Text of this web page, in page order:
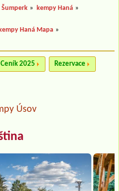
Šumperk » kempy Haná »
kempy Haná Mapa »
Ceník 2025 Rezervace
Úsov